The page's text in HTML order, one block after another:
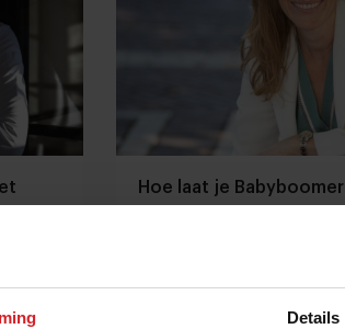
Details
Syrco
| 3 min
Hoe laat je